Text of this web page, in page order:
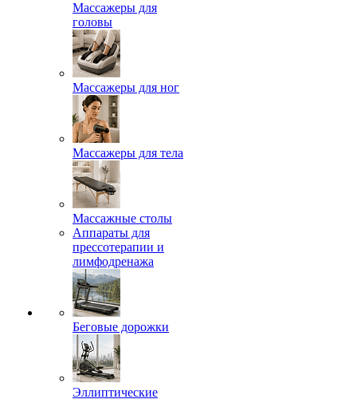
Массажеры для
головы
Массажеры для ног
Массажеры для тела
Массажные столы
Аппараты для
прессотерапии и
лимфодренажа
Беговые дорожки
Эллиптические